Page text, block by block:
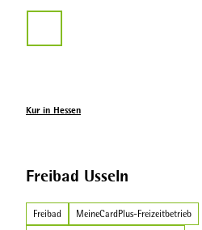
Kur in Hessen
Freibad Usseln
Freibad
MeineCardPlus-Freizeitbetrieb